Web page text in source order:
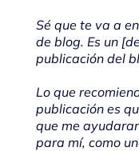
Sé que te va a
de blog. Es un
publicación del
Lo que
publicación es
que me
para mí, como